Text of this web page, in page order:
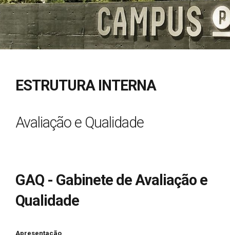
ESTRUTURA INTERNA
Avaliação e Qualidade
GAQ - Gabinete de Avaliação e
Qualidade
Apresentação